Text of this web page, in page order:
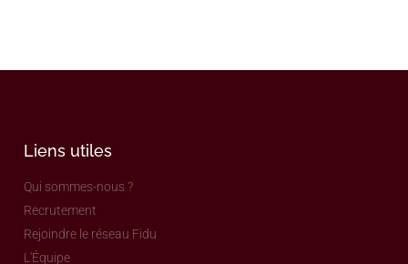
Liens utiles
Qui sommes-nous ?
Recrutement
Rejoindre le réseau Fidu
L'Équipe